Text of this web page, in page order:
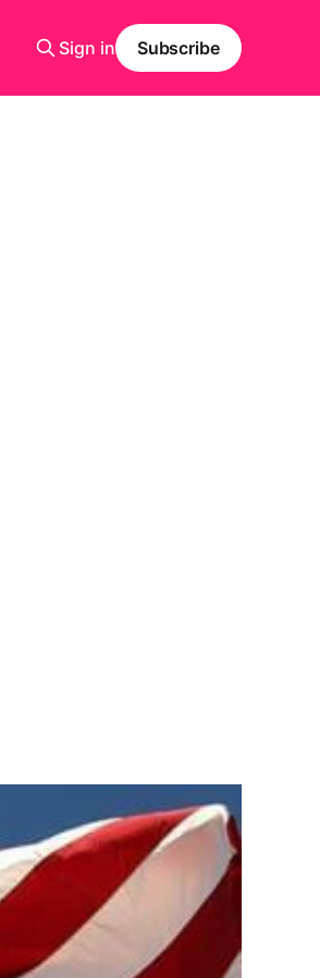
Sign in Subscribe